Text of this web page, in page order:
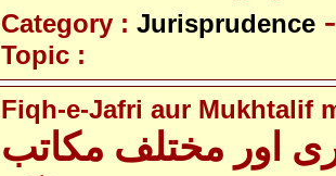
Category : Jurisprudence
Topic :
Fiqh-e-Jafri aur Mukhtalif
اور مختلف مکاتب